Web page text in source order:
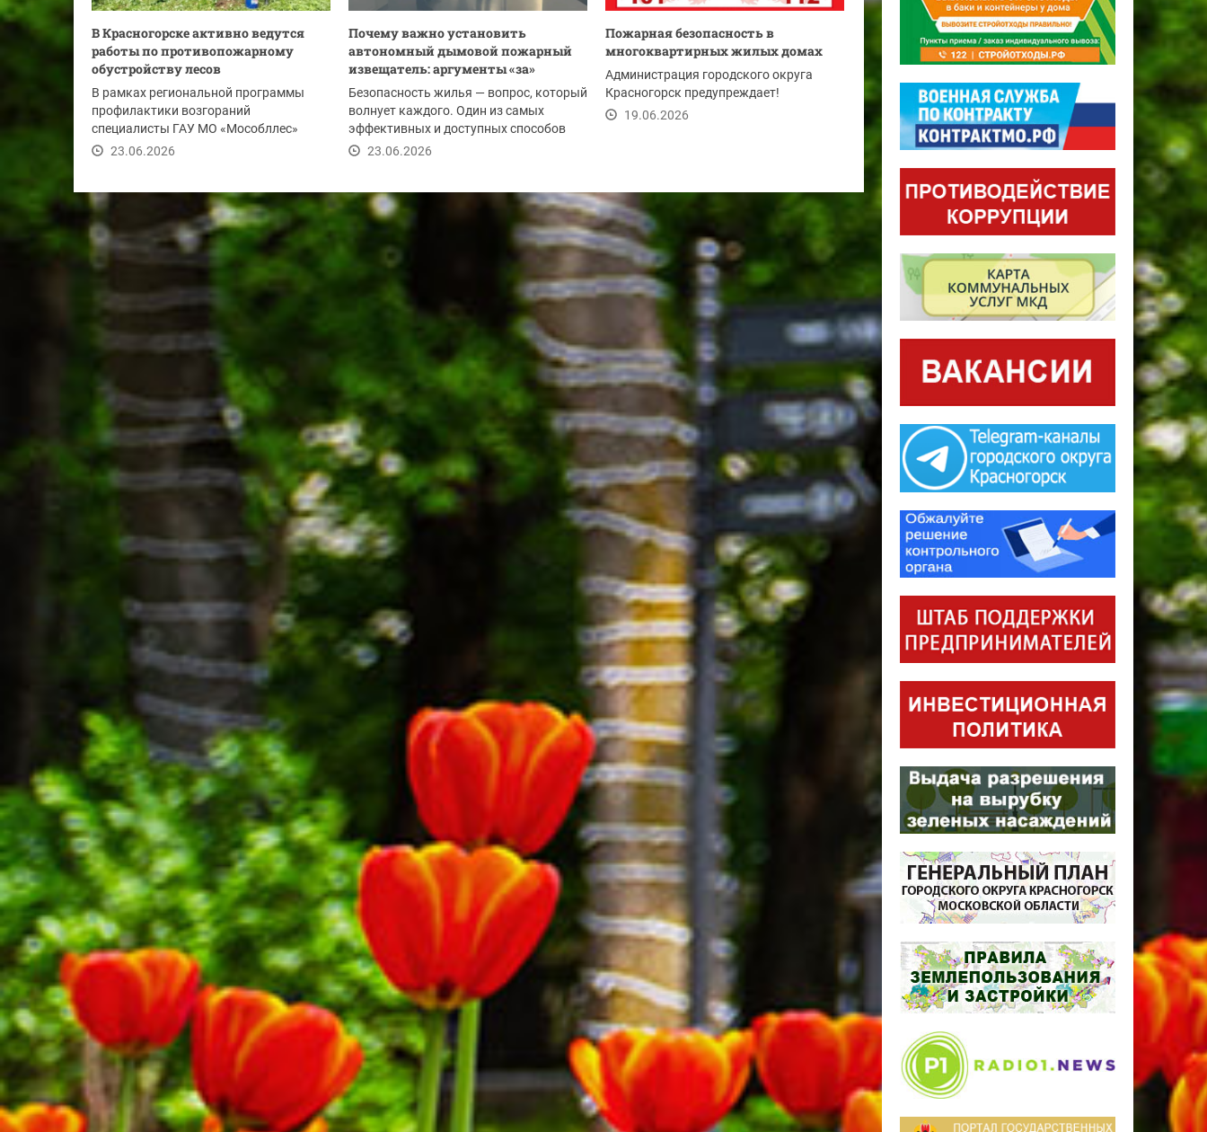
В Красногорске активно ведутся
работы по противопожарному
обустройству лесов
В рамках региональной программы
профилактики возгораний
специалисты ГАУ МО «Мособллес»
установили и отремонтировали в...
23.06.2026
Почему важно установить
автономный дымовой пожарный
извещатель: аргументы «за»
Безопасность жилья — вопрос, который
волнует каждого. Один из самых
эффективных и доступных способов
защитить дом и...
23.06.2026
Пожарная безопасность в
многоквартирных жилых домах
Администрация городского округа
Красногорск предупреждает!
19.06.2026